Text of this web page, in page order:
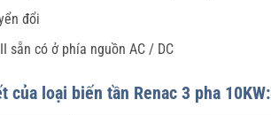
đổi
sẵn có ở phía nguồn AC / DC
của loại biến tần Renac 3 pha 10KW: